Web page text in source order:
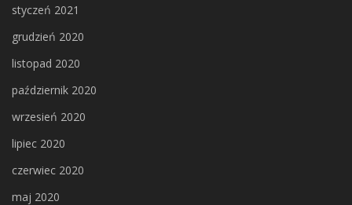
styczeń 2021
grudzień 2020
listopad 2020
październik 2020
wrzesień 2020
lipiec 2020
czerwiec 2020
maj 2020